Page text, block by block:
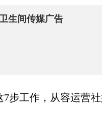
生间传媒广告
7步工作，从容运营社